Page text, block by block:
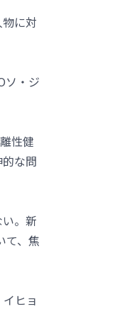
に対
ソ・ジ
性健
な問
。新
て、焦
ヒョ